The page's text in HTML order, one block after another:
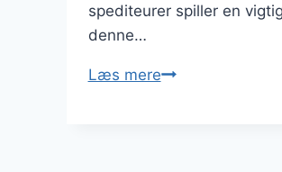
spediteurer spiller en
denne…
Læs mere